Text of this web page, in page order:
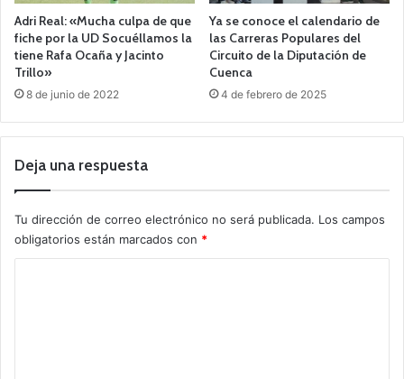
Adri Real: «Mucha culpa de que
fiche por la UD Socuéllamos la
tiene Rafa Ocaña y Jacinto
Trillo»
8 de junio de 2022
Ya se conoce el calendario de
las Carreras Populares del
Circuito de la Diputación de
Cuenca
4 de febrero de 2025
Deja una respuesta
Tu dirección de correo electrónico no será publicada. Los campos
obligatorios están marcados con *